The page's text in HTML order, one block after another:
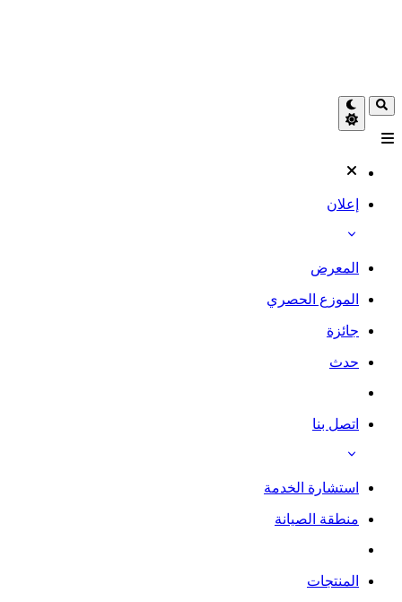
إعلان
المعرض
الموزع الحصري
جائزة
حدث
اتصل بنا
استشارة الخدمة
منطقة الصيانة
المنتجات